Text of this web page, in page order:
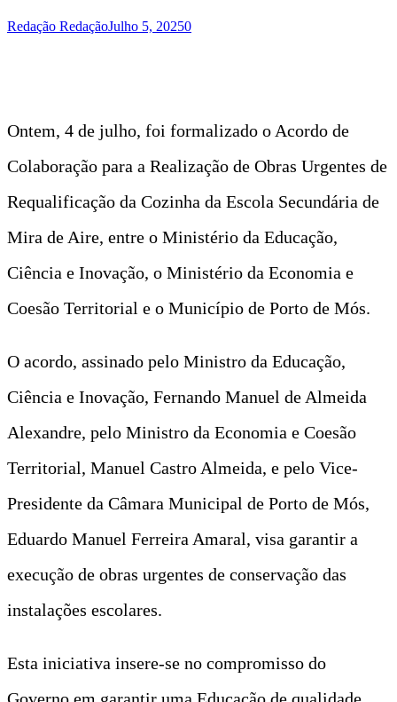
Redação RedaçãoJulho 5, 20250
Ontem, 4 de julho, foi formalizado o Acordo de
Colaboração para a Realização de Obras Urgentes de
Requalificação da Cozinha da Escola Secundária de
Mira de Aire, entre o Ministério da Educação,
Ciência e Inovação, o Ministério da Economia e
Coesão Territorial e o Município de Porto de Mós.
O acordo, assinado pelo Ministro da Educação,
Ciência e Inovação, Fernando Manuel de Almeida
Alexandre, pelo Ministro da Economia e Coesão
Territorial, Manuel Castro Almeida, e pelo Vice-
Presidente da Câmara Municipal de Porto de Mós,
Eduardo Manuel Ferreira Amaral, visa garantir a
execução de obras urgentes de conservação das
instalações escolares.
Esta iniciativa insere-se no compromisso do